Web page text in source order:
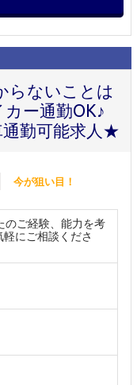
らないことは
ー通勤OK♪
通勤可能求人★
今が狙い目！
のご経験、能力を考
にご相談くださ